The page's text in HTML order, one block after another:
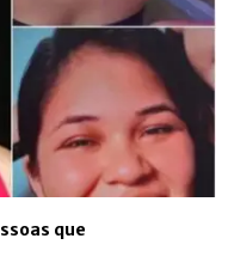
que